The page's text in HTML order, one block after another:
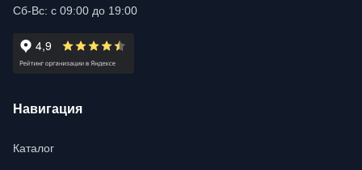
Сб-Вс: с 09:00 до 19:00
Навигация
Каталог